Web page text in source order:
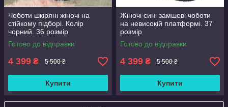
Чоботи шкіряні жіночі на
стійкому підборі. Колір
чорний. 36 розмір
Готово до відправки
4 399 ₴ 5 500 ₴
Купити
Жіночі сині замшеві чоботи
на невисокій платформі. 37
розмір
Готово до відправки
4 399 ₴ 5 500 ₴
Купити